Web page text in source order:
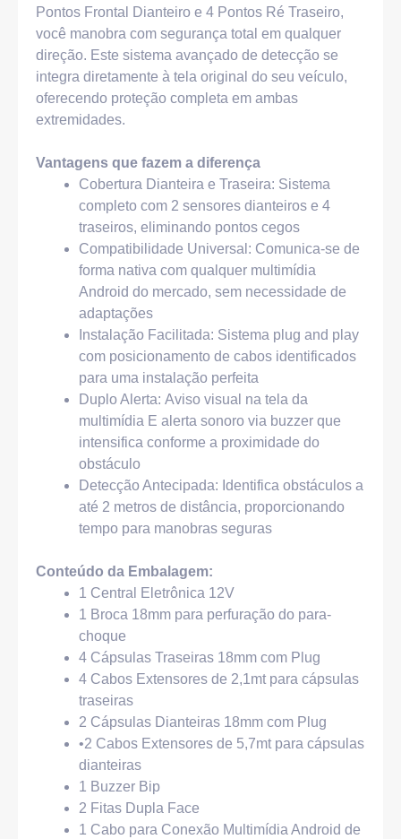
Pontos Frontal Dianteiro e 4 Pontos Ré Traseiro,
você manobra com segurança total em qualquer
direção. Este sistema avançado de detecção se
integra diretamente à tela original do seu veículo,
oferecendo proteção completa em ambas
extremidades.
Vantagens que fazem a diferença
Cobertura Dianteira e Traseira: Sistema
completo com 2 sensores dianteiros e 4
traseiros, eliminando pontos cegos
Compatibilidade Universal: Comunica-se de
forma nativa com qualquer multimídia
Android do mercado, sem necessidade de
adaptações
Instalação Facilitada: Sistema plug and play
com posicionamento de cabos identificados
para uma instalação perfeita
Duplo Alerta: Aviso visual na tela da
multimídia E alerta sonoro via buzzer que
intensifica conforme a proximidade do
obstáculo
Detecção Antecipada: Identifica obstáculos a
até 2 metros de distância, proporcionando
tempo para manobras seguras
Conteúdo da Embalagem:
1 Central Eletrônica 12V
1 Broca 18mm para perfuração do para-
choque
4 Cápsulas Traseiras 18mm com Plug
4 Cabos Extensores de 2,1mt para cápsulas
traseiras
2 Cápsulas Dianteiras 18mm com Plug
•2 Cabos Extensores de 5,7mt para cápsulas
dianteiras
1 Buzzer Bip
2 Fitas Dupla Face
1 Cabo para Conexão Multimídia Android de